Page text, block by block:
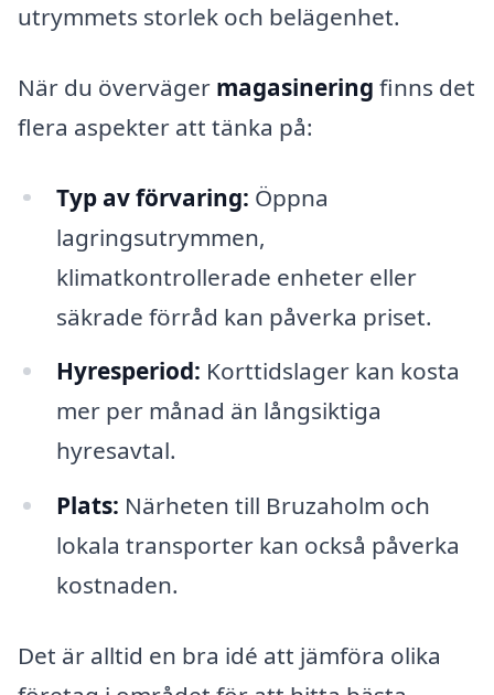
utrymmets storlek och belägenhet.
När du överväger magasinering finns det
flera aspekter att tänka på:
Typ av förvaring: Öppna
lagringsutrymmen,
klimatkontrollerade enheter eller
säkrade förråd kan påverka priset.
Hyresperiod: Korttidslager kan kosta
mer per månad än långsiktiga
hyresavtal.
Plats: Närheten till Bruzaholm och
lokala transporter kan också påverka
kostnaden.
Det är alltid en bra idé att jämföra olika